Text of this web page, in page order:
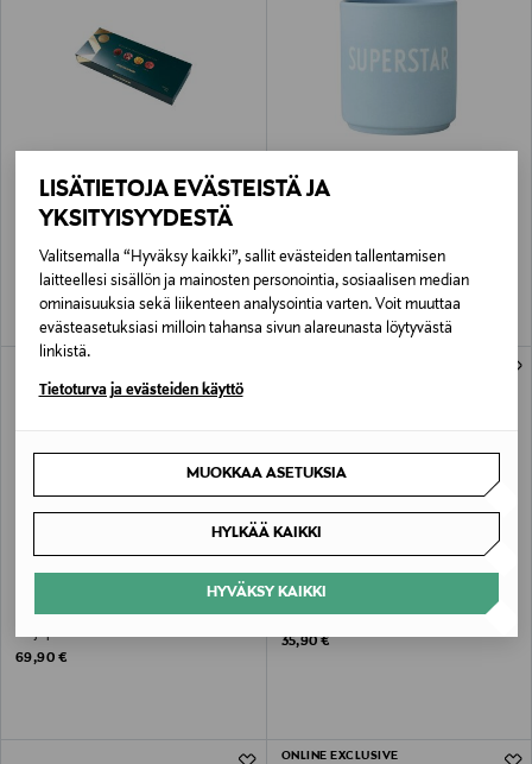
LISÄTIETOJA EVÄSTEISTÄ JA
YKSITYISYYDESTÄ
Valitsemalla “Hyväksy kaikki”, sallit evästeiden tallentamisen
laitteellesi sisällön ja mainosten personointia, sosiaalisen median
ominaisuuksia sekä liikenteen analysointia varten. Voit muuttaa
evästeasetuksiasi milloin tahansa sivun alareunasta löytyvästä
linkistä.
Tietoturva ja evästeiden käyttö
MUOKKAA ASETUKSIA
HYLKÄÄ KAIKKI
HYVÄKSY KAIKKI
Exclusive Truffles- maitosuklaa ja
Original Price
8,50 €
ETUKUPONKITUOTE
Original Price
24,90 €
Syömäpuikot Bronzo
Original Price
69,90 €
MEPRA
Evento-salaattiottimet
Original Price
35,90 €
ONLINE EXCLUSIVE